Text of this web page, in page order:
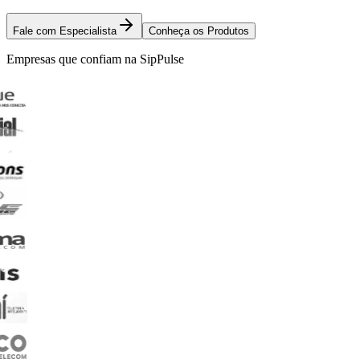
Fale com Especialista Conheça os Produtos
Empresas que confiam na SipPulse